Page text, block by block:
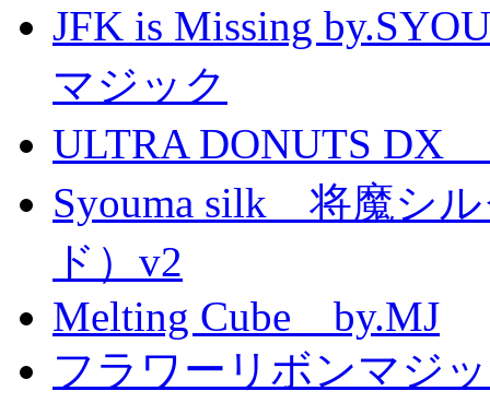
JFK is Missing
マジック
ULTRA DONUTS DX
Syouma silk 将魔シ
ド）v2
Melting Cube by.MJ
フラワーリボンマジ